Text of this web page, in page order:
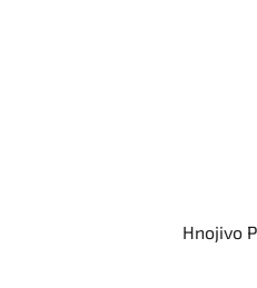
Hnojivo